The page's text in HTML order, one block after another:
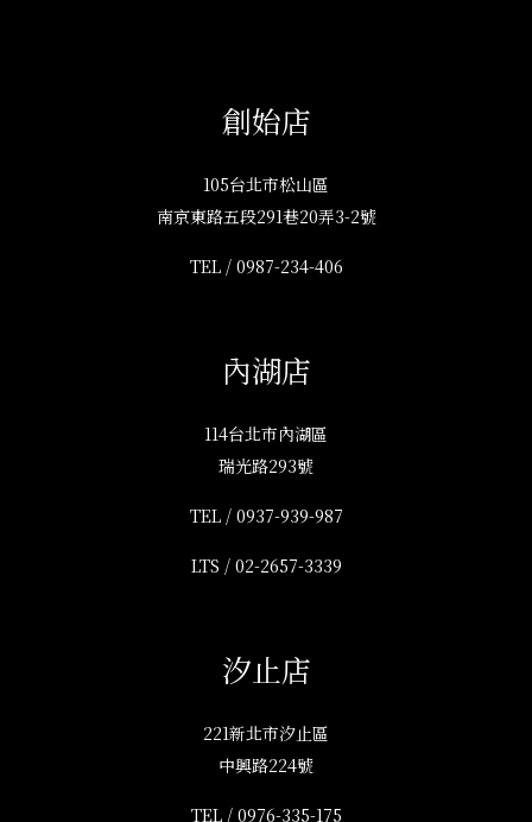
創始店
105台北市松山區
南京東路五段291巷20弄3-2號
TEL / 0987-234-406
內湖店
114台北市內湖區
瑞光路293號
TEL / 0937-939-987
LTS / 02-2657-3339
汐止店
221新北市汐止區
中興路224號
TEL / 0976-335-175